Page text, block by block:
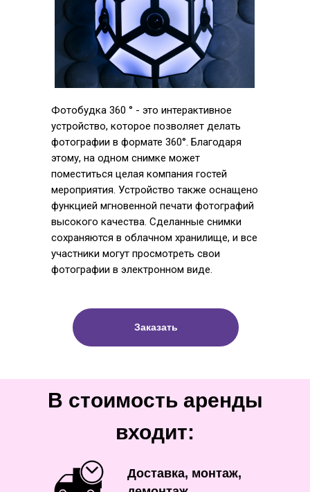
Фотобудка 360 ° - это интерактивное
устройство, которое позволяет делать
фотографии в формате 360°. Благодаря
этому, на одном снимке может
поместиться целая компания гостей
мероприятия. Устройство также оснащено
функцией мгновенной печати фотографий
высокого качества. Сделанные снимки
сохраняются в облачном хранилище, и все
участники могут просмотреть свои
фотографии в электронном виде.
Заказать
Доставка, монтаж,
В стоимость аренды
входит: